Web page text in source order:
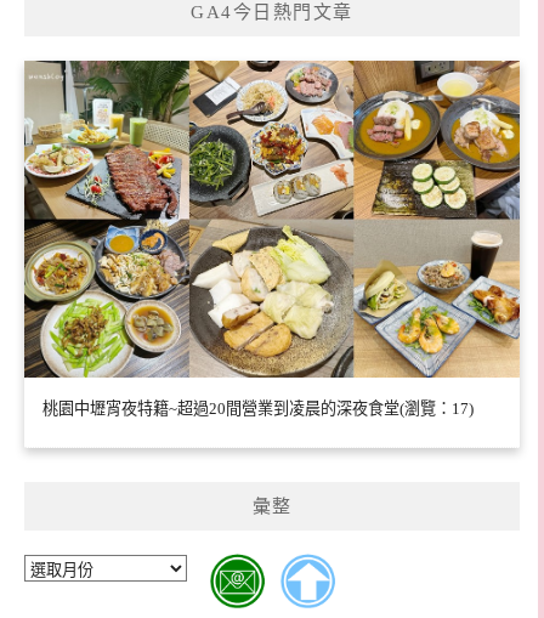
GA4今日熱門文章
桃園中壢宵夜特籍~超過20間營業到凌晨的深夜食堂(瀏覽：17)
彙整
彙